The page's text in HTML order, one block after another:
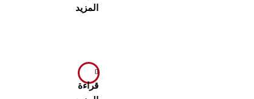
المزيد
قراءة